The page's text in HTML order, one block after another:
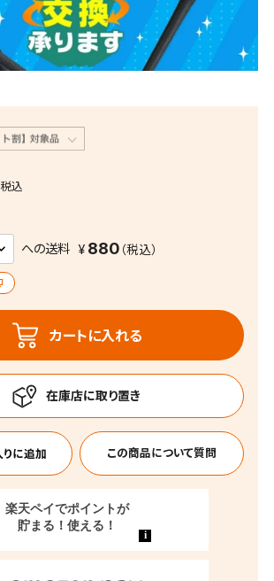
税込
への送料 880
カートに入れる
この商品について質問